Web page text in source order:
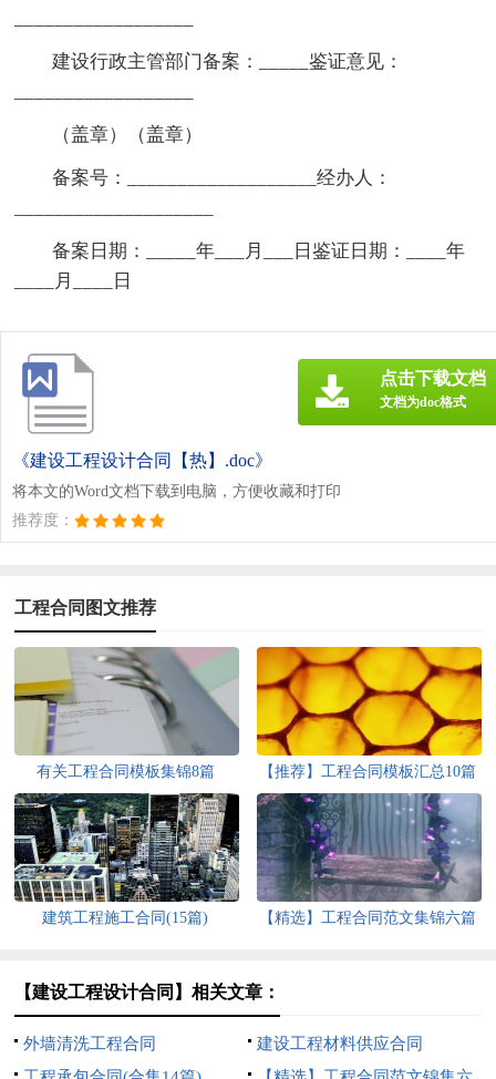
建设行政主管部门备案：_____鉴证意见：
（盖章）（盖章）
备案号：___________________经办人：
备案日期：_____年___月___日鉴证日期：____年
____月____日
《建设工程设计合同【热】.doc》
将本文的Word文档下载到电脑，方便收藏和打印
推荐度：
点击下载文档
文档为doc格式
工程合同图文推荐
有关工程合同模板集锦8篇 【推荐】工程合同模板汇总10篇
建筑工程施工合同(15篇) 【精选】工程合同范文集锦六篇
【建设工程设计合同】相关文章：
外墙清洗工程合同
建设工程材料供应合同